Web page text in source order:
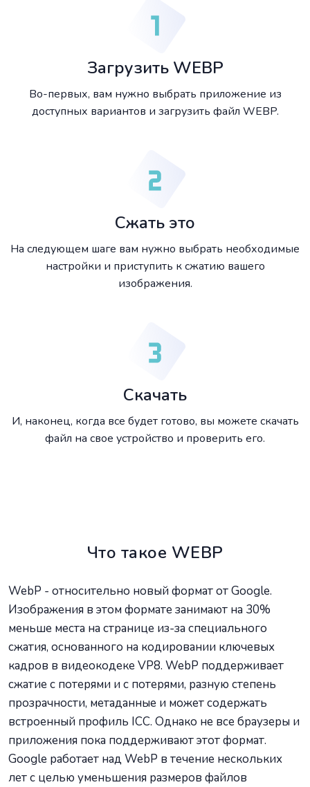
Загрузить WEBP
Во-первых, вам нужно выбрать приложение из
доступных вариантов и загрузить файл WEBP.
Сжать это
На следующем шаге вам нужно выбрать необходимые
настройки и приступить к сжатию вашего
изображения.
Скачать
И, наконец, когда все будет готово, вы можете скачать
файл на свое устройство и проверить его.
Что такое WEBP
WebP - относительно новый формат от Google.
Изображения в этом формате занимают на 30%
меньше места на странице из-за специального
сжатия, основанного на кодировании ключевых
кадров в видеокодеке VP8. WebP поддерживает
сжатие с потерями и с потерями, разную степень
прозрачности, метаданные и может содержать
встроенный профиль ICC. Однако не все браузеры и
приложения пока поддерживают этот формат.
Google работает над WebP в течение нескольких
лет с целью уменьшения размеров файлов